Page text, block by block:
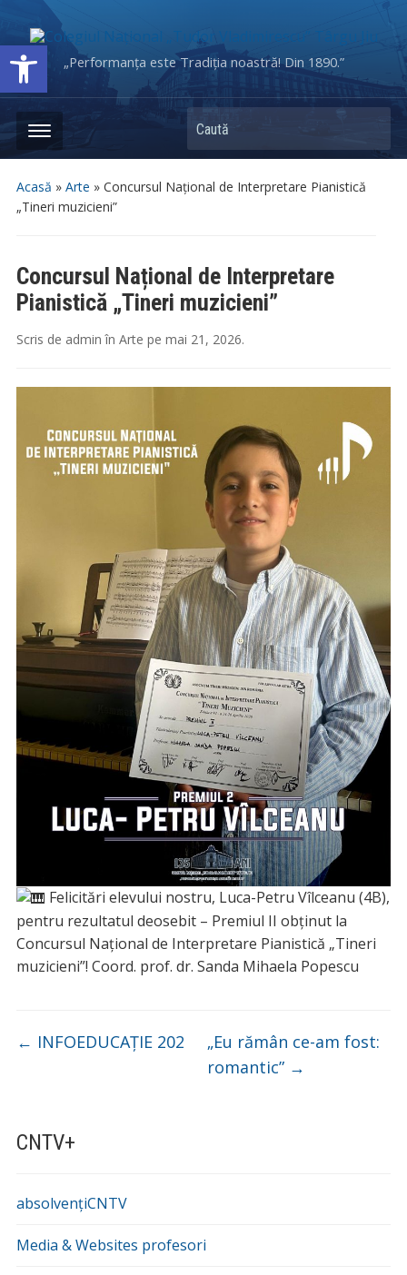
Deschide bara de unelte„Performanța este Tradiția noastră! Din 1890.”
Caută
Acasă » Arte » Concursul Național de Interpretare Pianistică
„Tineri muzicieni”
CNTV+
absolvențiCNTV
Media & Websites profesori
Concursul Național de Interpretare
Pianistică „Tineri muzicieni”
Scris de admin în Arte pe mai 21, 2026.
Felicitări elevului nostru, Luca-Petru Vîlceanu (4B),
pentru rezultatul deosebit – Premiul II obținut la
Concursul Național de Interpretare Pianistică „Tineri
muzicieni”! Coord. prof. dr. Sanda Mihaela Popescu
← INFOEDUCAȚIE 202
„Eu rămân ce-am fost:
romantic” →